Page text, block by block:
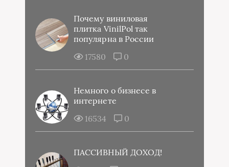
Почему виниловая
плитка VinilPol так
популярна в России
17580
0
Немного о бизнесе в
интернете
16534
0
ПАССИВНЫЙ ДОХОД!